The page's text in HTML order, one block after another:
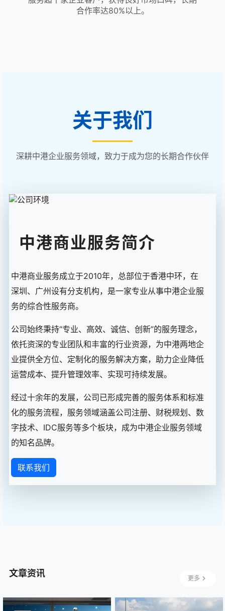
合作率达80%以上。
关于我们
深耕中港企业服务领域，致力于成为您的长期合作伙伴
中港商业服务简介
中港商业服务成立于2010年，总部位于香港中环，在
深圳、广州设有分支机构，是一家专业从事中港企业服
务的综合性服务商。
公司始终秉持“专业、高效、诚信、创新”的服务理念，
依托资深的专业团队和丰富的行业资源，为中港两地企
业提供全方位、定制化的服务解决方案，助力企业降低
运营成本、提升管理效率、实现可持续发展。
经过十余年的发展，公司已形成完善的服务体系和标准
化的服务流程，服务领域涵盖公司注册、财税规划、数
字技术、IDC服务等多个板块，成为中港企业服务领域
的知名品牌。
联系我们
文章资讯 更多